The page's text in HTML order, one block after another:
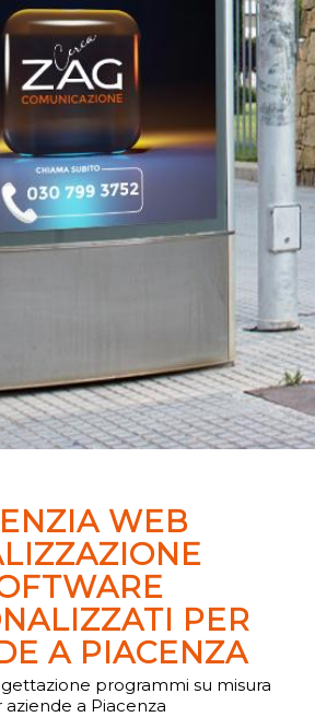
WEB
PER
A PIACENZA
programmi su misura
aziende a Piacenza